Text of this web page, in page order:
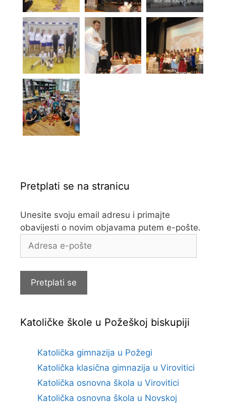
Pretplati se na stranicu
Unesite svoju email adresu i primajte
obavijesti o novim objavama putem e-pošte.
Adresa
Pretplati se
Katoličke škole u Požeškoj biskupiji
Katolička gimnazija u Požegi
Katolička klasična gimnazija u Virovitici
Katolička osnovna škola u Virovitici
Katolička osnovna škola u Novskoj